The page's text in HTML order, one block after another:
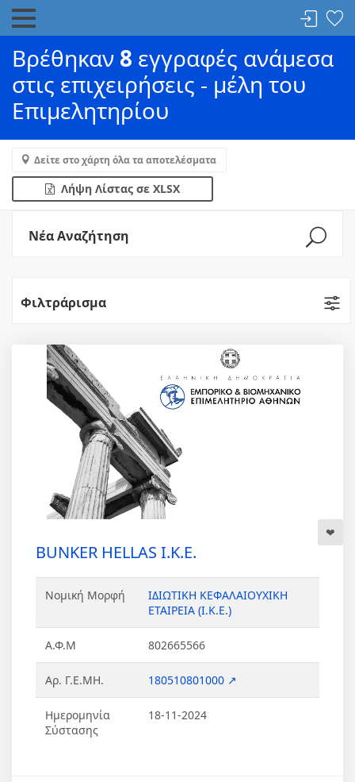
Βρέθηκαν 8 εγγραφές ανάμεσα
στις επιχειρήσεις - μέλη του
Επιμελητηρίου
Δείτε στο χάρτη όλα τα αποτελέσματα
Λήψη Λίστας σε XLSX
Νέα Αναζήτηση
Φιλτράρισμα
BUNKER HELLAS Ι.Κ.Ε.
Νομική Μορφή
ΙΔΙΩΤΙΚΗ ΚΕΦΑΛΑΙΟΥΧΙΚΗ
ΕΤΑΙΡΕΙΑ (Ι.Κ.Ε.)
Α.Φ.Μ 802665566
Αρ. Γ.Ε.ΜΗ. 180510801000 ↗
Ημερομηνία
Σύστασης
18-11-2024